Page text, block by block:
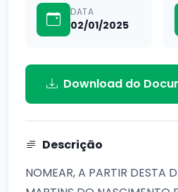
DATA
02/01/2025
Download do
Descrição
NOMEAR, A PARTIR DESTA